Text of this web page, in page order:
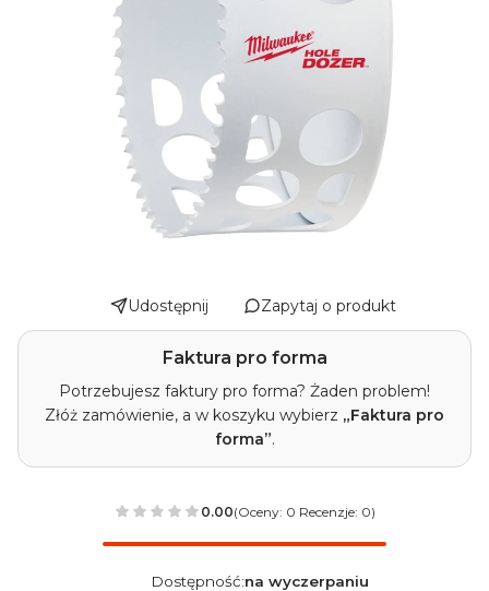
Udostępnij Zapytaj o produkt
Faktura pro forma
Potrzebujesz faktury pro forma? Żaden problem!
Złóż zamówienie, a w koszyku wybierz „Faktura pro
forma”.
0.00(Oceny: 0 Recenzje: 0)
Dostępność:na wyczerpaniu